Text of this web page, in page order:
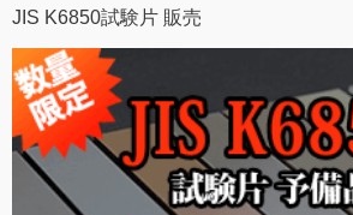
JIS K6850試験片 販売